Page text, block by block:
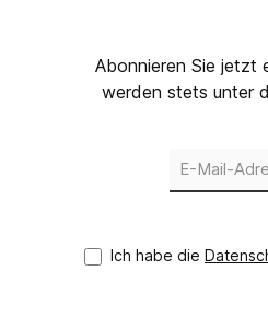
Abonnieren Sie jetzt
werden stets unter
Mail-
Adresse
Ich habe die